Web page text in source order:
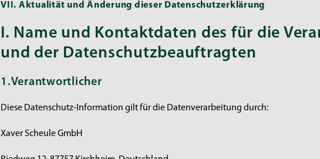
VII. Aktualität und Änderung dieser Datenschutzerklärung
I. Name und Kontaktdaten des für die
und der Datenschutzbeauftragten
1.Verantwortlicher
Diese Datenschutz-Information gilt für die Datenverarbeitung durch:
Xaver Scheule GmbH